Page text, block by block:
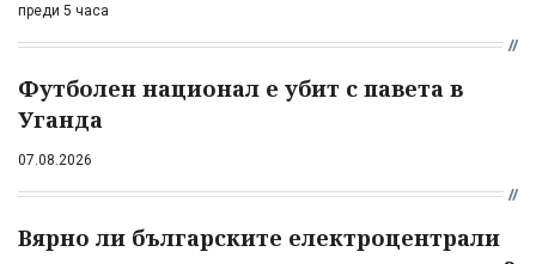
преди 5 часа
Футболен национал е убит с павета в
Уганда
07.08.2026
Вярно ли българските електроцентрали